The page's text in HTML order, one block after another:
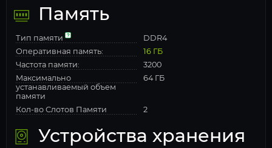
Память
Тип памяти
DDR4
Оперативная память:
16 ГБ
Частота памяти:
3200
Максимально
устанавливаемый объем
памяти
64 ГБ
Кол-во Слотов Памяти 2
Устройства хранения